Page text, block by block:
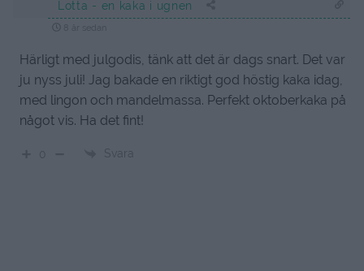
Lotta - en kaka i ugnen
8 år sedan
Härligt med julgodis, tänk att det är dags snart. Det var
ju nyss juli! Jag bakade en riktigt god höstig kaka idag,
med lingon och mandelmassa. Perfekt oktoberkaka på
något vis. Ha det fint!
Svara